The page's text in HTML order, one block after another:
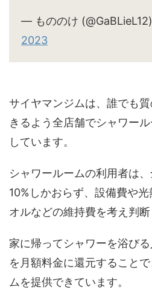
— もののけ (@GaBLieL12)
2023
サイヤマンジムは、誰でも
きるよう全店舗でシャワー
しています。
シャワールームの利用者は
10%しかおらず、設備費や
オルなどの維持費を考え判断
家に帰ってシャワーを浴び
を月額料金に還元すること
ムを提供できています。